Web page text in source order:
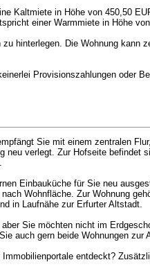
Kaltmiete in Höhe von 450,50
einer Warmmiete in Höhe
hinterlegen. Die Wohnung
Provisionszahlungen oder
Sie mit einem zentralen
neu verlegt. Zur Hofseite
Einbauküche für Sie neu
Wohnfläche. Zur Wohnung
in Laufnähe zur Erfurter Altstadt.
Sie möchten nicht im
auch gern beide Wohnungen zur
entdeckt?